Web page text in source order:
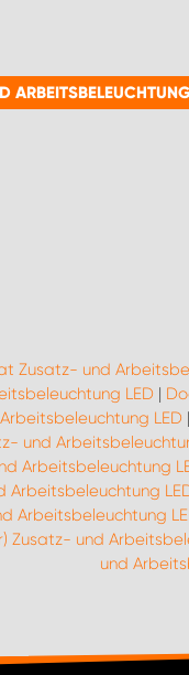
Zusatz- und
LED |
LED|
und
Arbeitsbeleuchtung
Arbeitsbeleuchtung
Arbeitsbeleuchtung
Zusatz- und
und